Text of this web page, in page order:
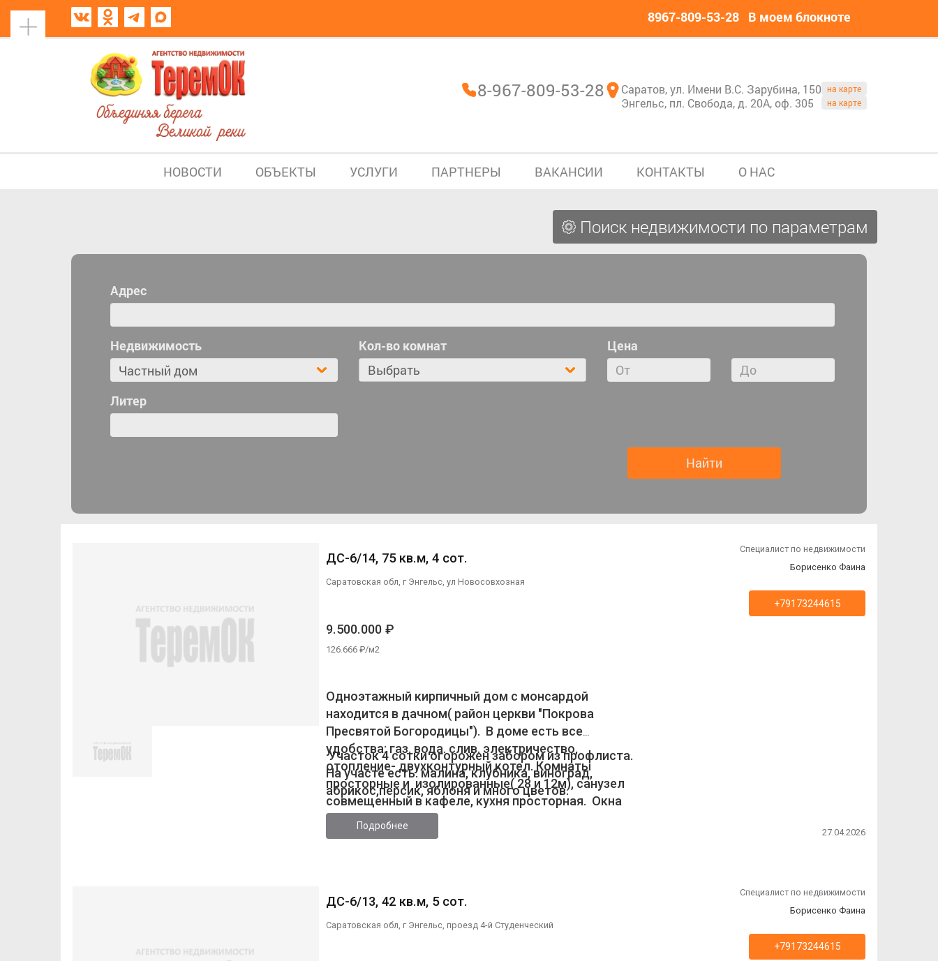
8967-809-53-28 В моем блокноте
8-967-809-53-28 Саратов, ул. Имени В.С. Зарубина, 150 на карте
Энгельс, пл. Свобода, д. 20А, оф. 305 на карте
НОВОСТИ ОБЪЕКТЫ УСЛУГИ ПАРТНЕРЫ ВАКАНСИИ КОНТАКТЫ О НАС
Поиск недвижимости по параметрам
Адрес
Недвижимость
Кол-во комнат
Выбрать
Цена
Литер
ДС-6/14, 75 кв.м, 4 сот.
Саратовская обл, г Энгельс, ул Новосовхозная
9.500.000 ₽
126.666 ₽/м2
Одноэтажный кирпичный дом с монсардой
находится в дачном( район церкви "Покрова
Пресвятой Богородицы"). В доме есть все
удобства: газ. вода. слив. электричество,
отопление- двухконтурный котел. Комнаты
просторные и изолированные( 28 и 12м), санузел
совмещенный в кафеле, кухня просторная. Окна
пластиковые, напольное покрытие- ламинат, в
кухне и ванной - плитка. Новому владельцу
Участок 4 сотки огорожен забором из профлиста.
На участе есть: малина, клубника, виноград,
абрикос,персик, яблоня и много цветов.
Подробнее
Специалист по недвижимости
Борисенко Фаина
+79173244615
27.04.2026
ДС-6/13, 42 кв.м, 5 сот.
Саратовская обл, г Энгельс, проезд 4-й Студенческий
Специалист по недвижимости
Борисенко Фаина
+79173244615